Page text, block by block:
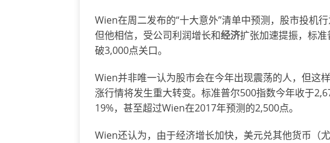
Wien在周二发布的“十大意外”清单中预测，股市投机
但他相信，受公司利润增长和经济扩张加速提振，标
破3,000点关口。
Wien并非唯一认为股市会在今年出现震荡的人，但这
涨行情将发生重大转变。标准普尔500指数今年收于
19%，甚至超过Wien在2017年预测的2,500点。
Wien还认为，由于经济增长加快，美元兑其他货币（